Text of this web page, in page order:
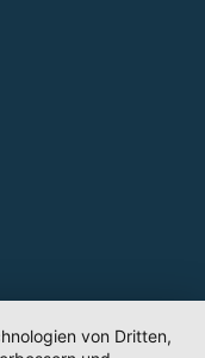
von Dritten,